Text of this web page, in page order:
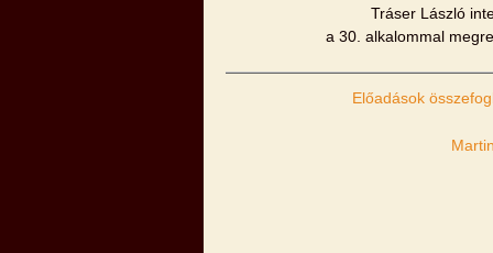
Tráser László
a 30. alkalommal
Előadások